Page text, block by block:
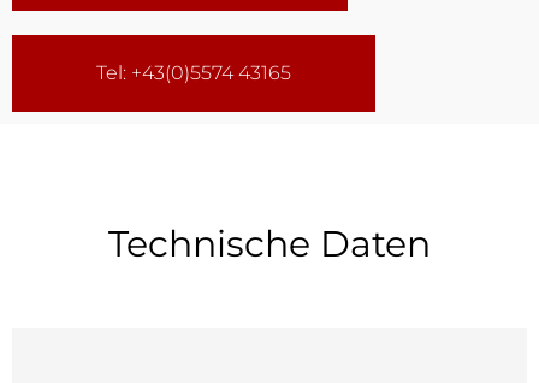
Tel: +43(0)5574 43165
Technische Daten